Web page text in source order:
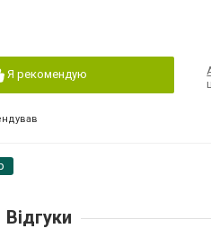
Я рекомендую
Відгуки